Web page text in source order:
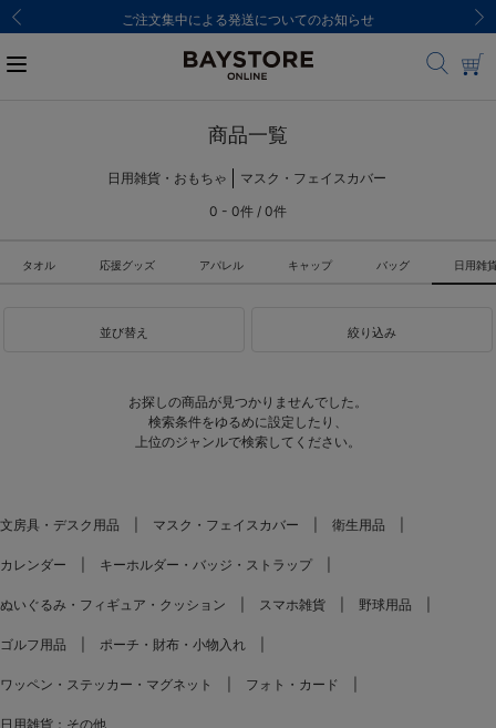
ご注文集中による発送についてのお知らせ
商品一覧
日用雑貨・おもちゃ
マスク・フェイスカバー
0 - 0件 / 0件
タオル 応援グッズ アパレル キャップ バッグ 日用雑
並び替え 絞り込み
お探しの商品が見つかりませんでした。
検索条件をゆるめに設定したり、
上位のジャンルで検索してください。
文房具・デスク用品 マスク・フェイスカバー 衛生用品
カレンダー キーホルダー・バッジ・ストラップ
ぬいぐるみ・フィギュア・クッション スマホ雑貨 野球用品
ゴルフ用品 ポーチ・財布・小物入れ
ワッペン・ステッカー・マグネット フォト・カード
日用雑貨：その他